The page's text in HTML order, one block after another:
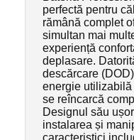
perfectă pentru
rămână complet
simultan mai
experiență
deplasare.
descărcare
energie
se reîncarcă
Designul său
instalarea și
caracteristici